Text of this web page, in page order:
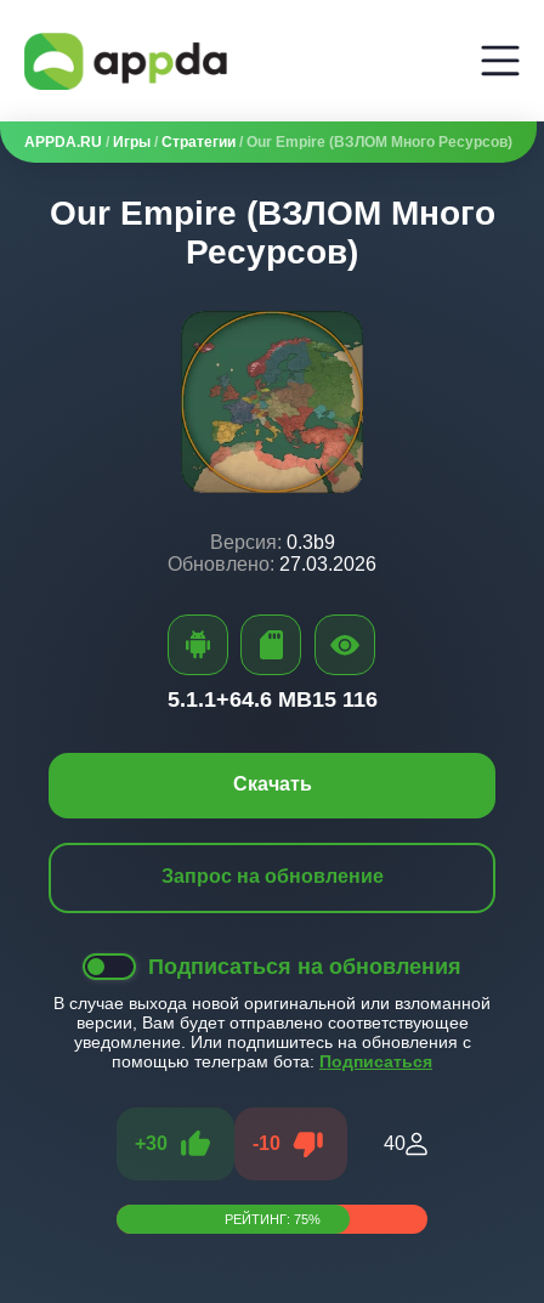
APPDA.RU / Игры / Стратегии / Our Empire (ВЗЛОМ Много Ресурсов)
Our Empire (ВЗЛОМ Много
Ресурсов)
Версия: 0.3b9
Обновлено: 27.03.2026
Скачать
Запрос на обновление
Подписаться на обновления
В случае выхода новой оригинальной или взломанной
версии, Вам будет отправлено соответствующее
уведомление. Или подпишитесь на обновления с
помощью телеграм бота: Подписаться
+30 -10 40
РЕЙТИНГ: 75%
5.1.1+64.6 MB15 116